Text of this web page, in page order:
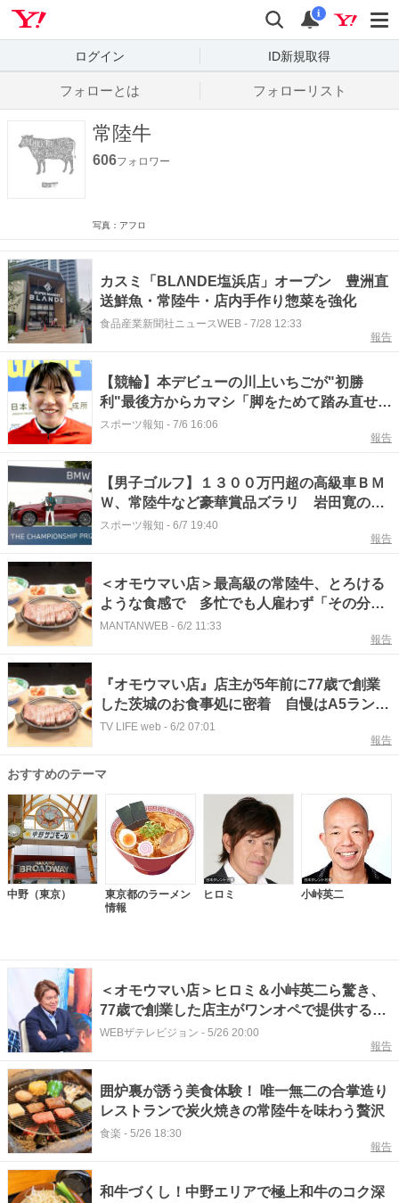
検索
通知
i
ログイン ID新規取得
フォローとは フォローリスト
常陸牛
606フォロワー
写真：アフロ
カスミ「BLΛNDE塩浜店」オープン 豊洲直
送鮮魚・常陸牛・店内手作り惣菜を強化
食品産業新聞社ニュースWEB - 7/28 12:33
報告
【競輪】本デビューの川上いちごが"初勝
利"最後方からカマシ「脚をためて踏み直せ
た」～取手Ｆ２
スポーツ報知 - 7/6 16:06
報告
【男子ゴルフ】１３００万円超の高級車ＢＭ
Ｗ、常陸牛など豪華賞品ズラリ 岩田寛の優
勝副賞は…
スポーツ報知 - 6/7 19:40
報告
＜オモウマい店＞最高級の常陸牛、とろける
ような食感で 多忙でも人雇わず「その分、
お客さんに還元」 茨城・ひたちなか
MANTANWEB - 6/2 11:33
報告
『オモウマい店』店主が5年前に77歳で創業
した茨城のお食事処に密着 自慢はA5ランク
の常陸牛
TV LIFE web - 6/2 07:01
報告
おすすめのテーマ
中野（東京）
東京都のラーメン
情報
ヒロミ 小峠英二
＜オモウマい店＞ヒロミ＆小峠英二ら驚き、
77歳で創業した店主がワンオペで提供する破
格のA5常陸牛
WEBザテレビジョン - 5/26 20:00
報告
囲炉裏が誘う美食体験！ 唯一無二の合掌造り
レストランで炭火焼きの常陸牛を味わう贅沢
食楽 - 5/26 18:30
報告
和牛づくし！中野エリアで極上和牛のコク深